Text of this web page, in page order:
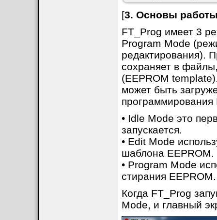
[3. Основы
FT_Prog имеет 3
Program Mode
редактирования).
сохраняет в
(EEPROM
может быть
программирования
• Idle Mode это
запускается.
• Edit Mode
шаблона EEPROM.
• Program Mode
стирания EEPROM.
Когда FT_Prog
Mode, и главный